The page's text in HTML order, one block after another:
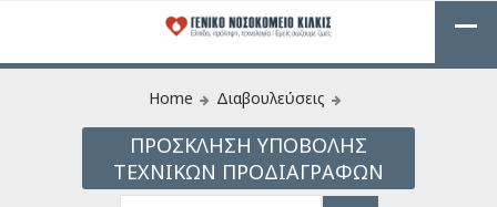
Home Διαβουλεύσεις
ΠΡΟΣΚΛΗΣΗ ΥΠΟΒΟΛΗΣ
ΤΕΧΝΙΚΩΝ ΠΡΟΔΙΑΓΡΑΦΩΝ